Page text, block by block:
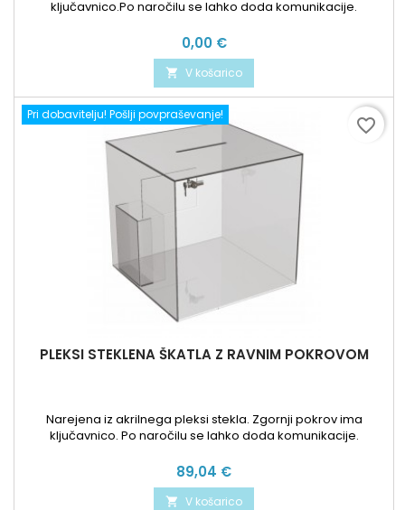
ključavnico.Po naročilu se lahko doda komunikacije.
Cena
0,00 €
 V košarico
Pri dobavitelju! Pošlji povpraševanje!
PLEKSI STEKLENA ŠKATLA Z RAVNIM POKROVOM
Narejena iz akrilnega pleksi stekla. Zgornji pokrov ima
ključavnico. Po naročilu se lahko doda komunikacije.
Cena
89,04 €
 V košarico
favorite_border